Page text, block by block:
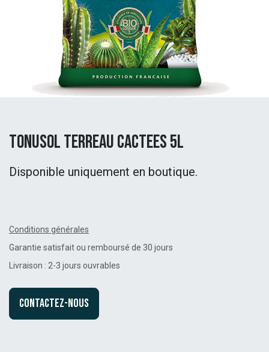
Tonusol Terreau Cactees 5L
Disponible uniquement en boutique.
Conditions générales
Garantie satisfait ou remboursé de 30 jours
Livraison : 2-3 jours ouvrables
Contactez-nous